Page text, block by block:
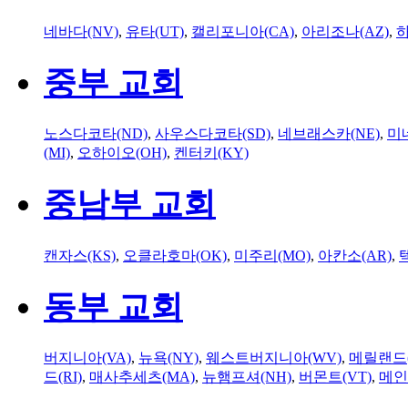
네바다(NV), 유타(UT), 캘리포니아(CA), 아리조나(AZ),
중부 교회
노스다코타(ND), 사우스다코타(SD), 네브래스카(NE), 미
(MI), 오하이오(OH), 켄터키(KY)
중남부 교회
캔자스(KS), 오클라호마(OK), 미주리(MO), 아칸소(AR),
동부 교회
버지니아(VA), 뉴욕(NY), 웨스트버지니아(WV), 메릴랜
드(RI), 매사추세츠(MA), 뉴햄프셔(NH), 버몬트(VT), 메